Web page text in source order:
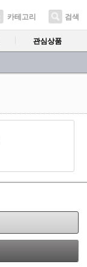
카테고리 검색
관심상품